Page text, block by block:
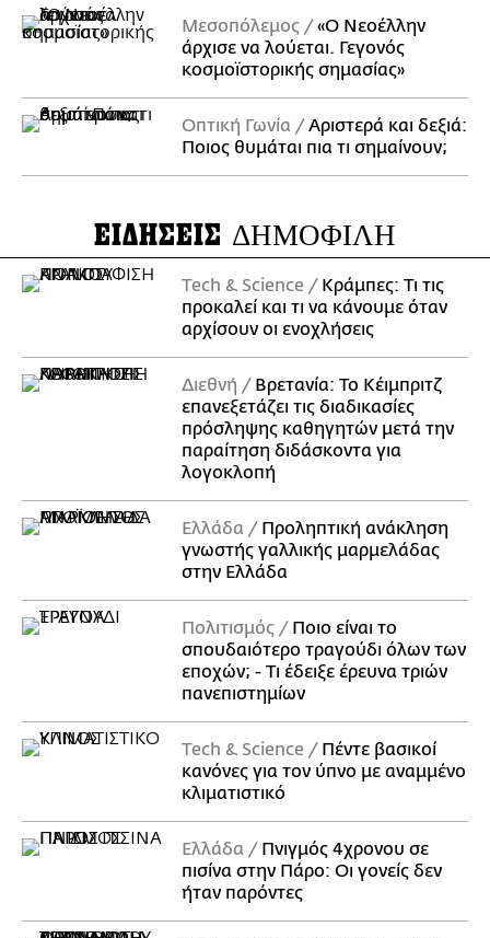
Μεσοπόλεμος
«Ο Νεοέλλην
άρχισε να λούεται. Γεγονός
κοσμοϊστορικής σημασίας»
Οπτική Γωνία
Αριστερά και δεξιά:
Ποιος θυμάται πια τι σημαίνουν;
ΕΙΔΗΣΕΙΣ ΔΗΜΟΦΙΛΗ
Τech & Science
Κράμπες: Τι τις
προκαλεί και τι να κάνουμε όταν
αρχίσουν οι ενοχλήσεις
Διεθνή
Βρετανία: Το Κέιμπριτζ
επανεξετάζει τις διαδικασίες
πρόσληψης καθηγητών μετά την
παραίτηση διδάσκοντα για
λογοκλοπή
Ελλάδα
Προληπτική ανάκληση
γνωστής γαλλικής μαρμελάδας
στην Ελλάδα
Πολιτισμός
Ποιο είναι το
σπουδαιότερο τραγούδι όλων των
εποχών; - Τι έδειξε έρευνα τριών
πανεπιστημίων
Τech & Science
Πέντε βασικοί
κανόνες για τον ύπνο με αναμμένο
κλιματιστικό
Ελλάδα
Πνιγμός 4χρονου σε
πισίνα στην Πάρο: Οι γονείς δεν
ήταν παρόντες